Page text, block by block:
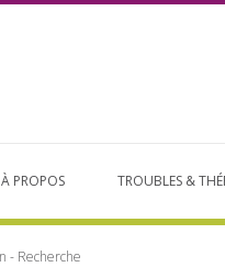
À PROPOS TROUBLES &
- Recherche